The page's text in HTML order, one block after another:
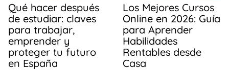
Qué hacer después
de estudiar: claves
para trabajar,
emprender y
proteger tu futuro
en España
Los Mejores Cursos
Online en 2026: Guía
para Aprender
Habilidades
Rentables desde
Casa